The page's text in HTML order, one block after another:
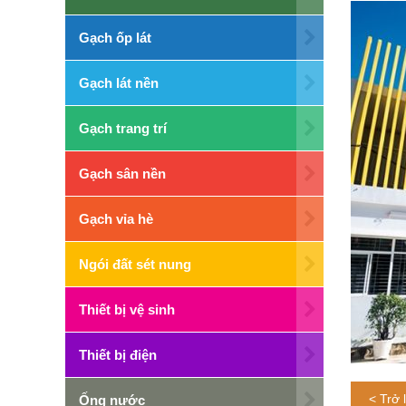
< Trở
Gạch ốp lát
Gạch lát nền
Gạch trang trí
Gạch sân nền
Gạch vỉa hè
Ngói đất sét nung
Thiết bị vệ sinh
Thiết bị điện
Ống nước